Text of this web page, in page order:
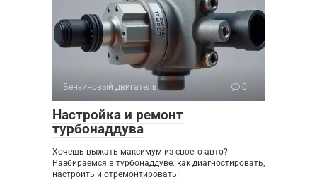
Бензиновый двигатель 0
Настройка и ремонт
турбонаддува
Хочешь выжать максимум из своего авто?
Разбираемся в турбонаддуве: как диагностировать,
настроить и отремонтировать!